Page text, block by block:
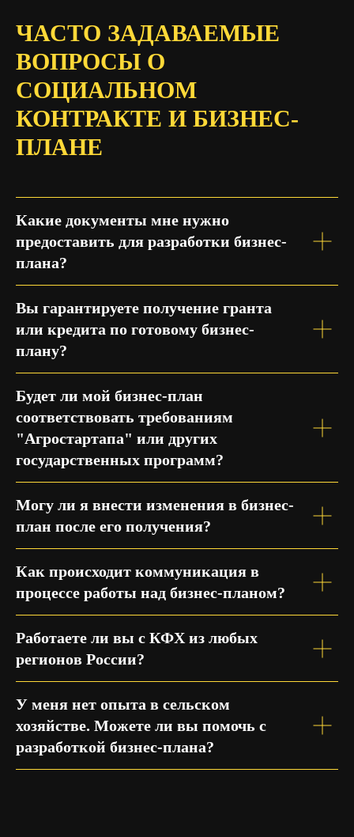
ЧАСТО ЗАДАВАЕМЫЕ
ВОПРОСЫ О
СОЦИАЛЬНОМ
КОНТРАКТЕ И БИЗНЕС-
ПЛАНЕ
Какие документы мне нужно
предоставить для разработки бизнес-
плана?
Вы гарантируете получение гранта
или кредита по готовому бизнес-
плану?
Будет ли мой бизнес-план
соответствовать требованиям
"Агростартапа" или других
государственных программ?
Могу ли я внести изменения в бизнес-
план после его получения?
Как происходит коммуникация в
процессе работы над бизнес-планом?
Работаете ли вы с КФХ из любых
регионов России?
У меня нет опыта в сельском
хозяйстве. Можете ли вы помочь с
разработкой бизнес-плана?